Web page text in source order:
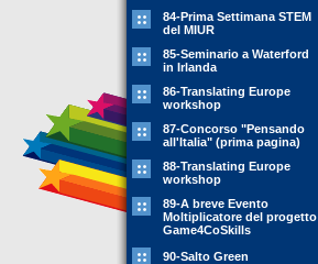
84-Prima Settimana STEM
del MIUR
85-Seminario a Waterford
in Irlanda
86-Translating Europe
workshop
87-Concorso "Pensando
all'Italia" (prima pagina)
88-Translating Europe
workshop
89-A breve Evento
Moltiplicatore del progetto
Game4CoSkills
90-Salto Green